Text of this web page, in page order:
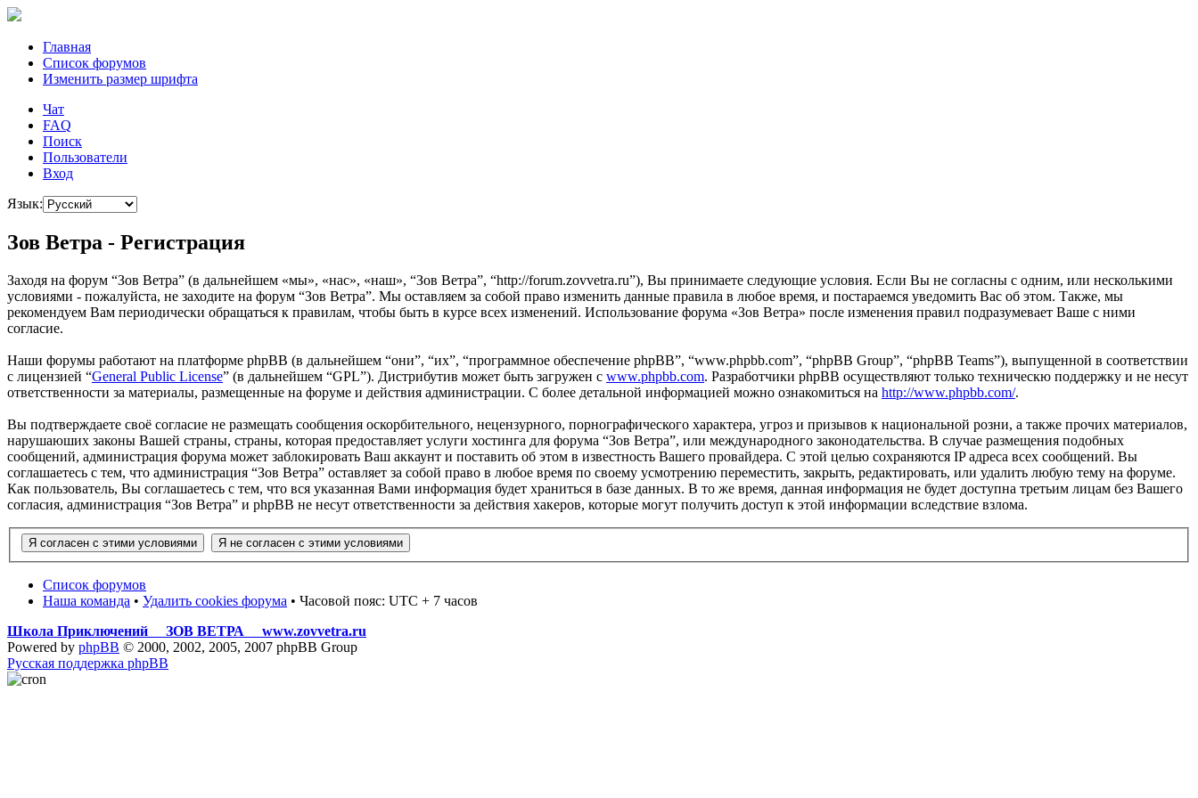
Главная
Список форумов
Изменить размер шрифта
Чат
FAQ
Поиск
Пользователи
Вход
Язык:
Зов Ветра - Регистрация
Заходя на форум “Зов Ветра” (в дальнейшем «мы», «нас», «наш», “Зов Ветра”, “http://forum.zovvetra.ru”), Вы принимаете следующие условия. Если Вы не согласны с одним, или несколькими
условиями - пожалуйста, не заходите на форум “Зов Ветра”. Мы оставляем за собой право изменить данные правила в любое время, и постараемся уведомить Вас об этом. Также, мы
рекомендуем Вам периодически обращаться к правилам, чтобы быть в курсе всех изменений. Использование форума «Зов Ветра» после изменения правил подразумевает Ваше с ними
согласие.
Наши форумы работают на платформе phpBB (в дальнейшем “они”, “их”, “программное обеспечение phpBB”, “www.phpbb.com”, “phpBB Group”, “phpBB Teams”), выпущенной в соответствии
с лицензией “General Public License” (в дальнейшем “GPL”). Дистрибутив может быть загружен с www.phpbb.com. Разработчики phpBB осуществляют только техническю поддержку и не несут
ответственности за материалы, размещенные на форуме и действия администрации. С более детальной информацией можно ознакомиться на http://www.phpbb.com/.
Вы подтверждаете своё согласие не размещать сообщения оскорбительного, нецензурного, порнографического характера, угроз и призывов к национальной розни, а также прочих материалов,
нарушаюших законы Вашей страны, страны, которая предоставляет услуги хостинга для форума “Зов Ветра”, или международного законодательства. В случае размещения подобных
сообщений, администрация форума может заблокировать Ваш аккаунт и поставить об этом в известность Вашего провайдера. С этой целью сохраняются IP адреса всех сообщений. Вы
соглашаетесь с тем, что администрация “Зов Ветра” оставляет за собой право в любое время по своему усмотрению переместить, закрыть, редактировать, или удалить любую тему на форуме.
Как пользователь, Вы соглашаетесь с тем, что вся указанная Вами информация будет храниться в базе данных. В то же время, данная информация не будет доступна третьим лицам без Вашего
согласия, администрация “Зов Ветра” и phpBB не несут ответственности за действия хакеров, которые могут получить доступ к этой информации вследствие взлома.
Список форумов
Наша команда • Удалить cookies форума • Часовой пояс: UTC + 7 часов
Школа Приключений ЗОВ ВЕТРА www.zovvetra.ru
Powered by phpBB © 2000, 2002, 2005, 2007 phpBB Group
Русская поддержка phpBB